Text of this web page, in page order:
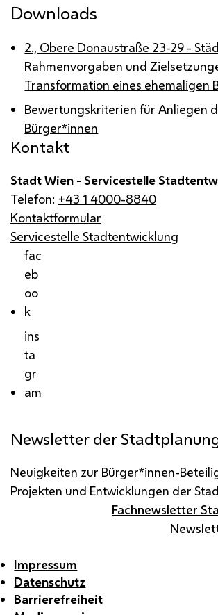
Downloads
2., Obere Donaustraße 23-29 -
Rahmenvorgaben und
Transformation eines ehemaligen
Bewertungskriterien für Anliegen
Bürger*innen
Kontakt
Stadt Wien - Servicestelle
Telefon: +43 1 4000-8840
Kontaktformular
Servicestelle Stadtentwicklung
fac
eb
oo
k
ins
ta
gr
am
Newsletter der
Neuigkeiten zur Bürger*innen-
Projekten und Entwicklungen der
Fachnewsletter
Impressum
Datenschutz
Barrierefreiheit